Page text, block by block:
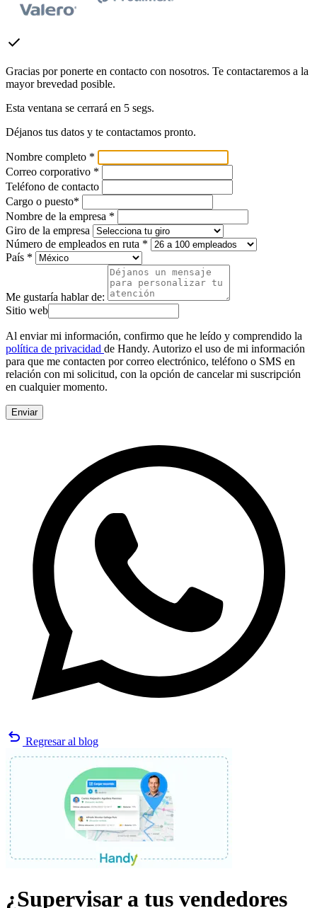
check
Gracias por ponerte en contacto con nosotros. Te contactaremos a la
mayor brevedad posible.
Esta ventana se cerrará en 5 segs.
Déjanos tus datos y te contactamos pronto.
Nombre completo *
Correo corporativo *
Teléfono de contacto
Cargo o puesto*
Nombre de la empresa *
Giro de la empresa
Número de empleados en ruta *
País *
Me gustaría hablar de:
Sitio web
Al enviar mi información, confirmo que he leído y comprendido la
política de privacidad de Handy. Autorizo el uso de mi información
para que me contacten por correo electrónico, teléfono o SMS en
relación con mi solicitud, con la opción de cancelar mi suscripción
en cualquier momento.
Enviar
undo Regresar al blog
¿Supervisar a tus vendedores